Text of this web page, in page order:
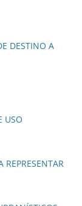
DESTINO A
USO